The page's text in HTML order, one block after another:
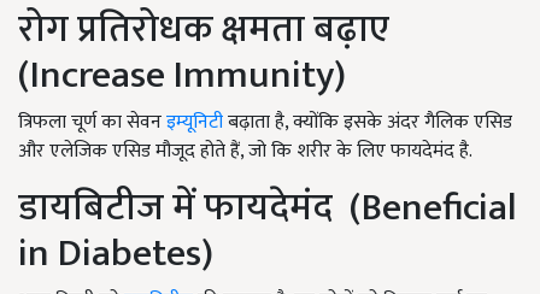
रोग प्रतिरोधक क्षमता बढ़ाए
(Increase Immunity)
त्रिफला चूर्ण का सेवनइम्यूनिटीबढ़ाता है, क्योंकि इसके अंदर गैलिक एसिड
और एलेजिक एसिड मौजूद होते हैं, जो कि शरीर के लिए फायदेमंद है.
डायबिटीज में फायदेमंद (Beneficial
in Diabetes)